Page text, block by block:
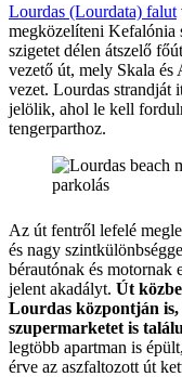
Lourdas (Lourdata) falut
megközelíteni Kefalónia
szigetet délen átszelő
vezető út, mely Skala
vezet. Lourdas strandját
jelölik, ahol le kell
tengerparthoz.
Az út fentről lefelé
és nagy
bérautónak és motornak
jelent akadályt. Út
Lourdas központján is,
szupermarketet is
legtöbb apartman is
érve az aszfaltozott út